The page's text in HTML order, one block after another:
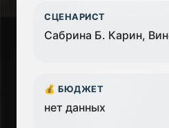
СЦЕНАРИСТ
Сабрина Б. Карин,
💰 БЮДЖЕТ
нет данных